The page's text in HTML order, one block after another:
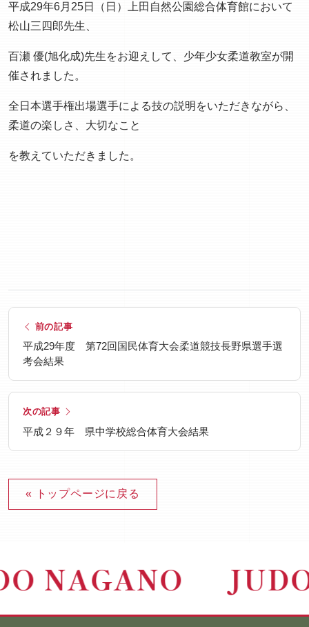
平成29年6月25日（日）上田自然公園総合体育館において
松山三四郎先生、
百瀬 優(旭化成)先生をお迎えして、少年少女柔道教室が開
催されました。
全日本選手権出場選手による技の説明をいただきながら、
柔道の楽しさ、大切なこと
を教えていただきました。
前の記事
平成29年度 第72回国民体育大会柔道競技長野県選手選
考会結果
次の記事
平成２９年 県中学校総合体育大会結果
« トップページに戻る
NAGANO